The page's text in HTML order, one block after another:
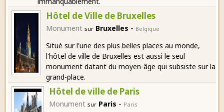
Hôtel de Ville de Bruxelles
Monument sur Bruxelles - Belgique
Situé sur l'une des plus belles places au monde,
l'hôtel de ville de Bruxelles est aussi le seul
monument datant du moyen-âge qui subsiste sur la
grand-place.
Hôtel de ville de Paris
Monument sur Paris - Paris